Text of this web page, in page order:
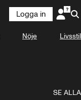
Logga in
Nöje Livsstil
SE ALLA